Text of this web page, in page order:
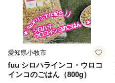
愛知県小牧市
fuu シロハラインコ・ウロコ
インコのごはん（800g）